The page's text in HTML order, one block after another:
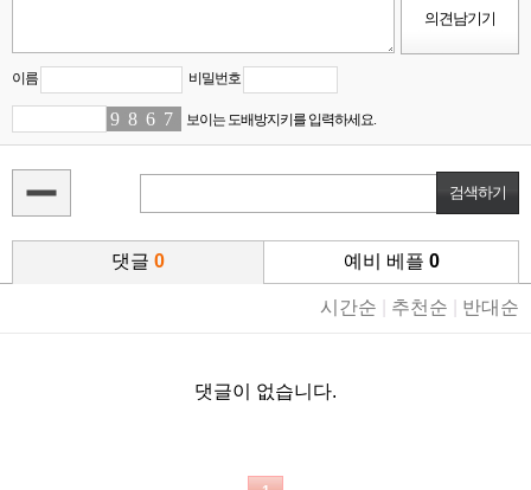
이름 비밀번호
9 80 67 78 보이는 도배방지키를 입력하세요.
댓글 0 예비 베플 0
시간순 추천순 반대순
댓글이 없습니다.